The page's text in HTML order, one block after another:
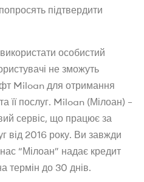
підтвердити
особистий
не зможуть
Miloan для отримання
її послуг. Miloan (Мілоан) –
сервіс, що працює за
від 2016 року. Ви завжди
“Мілоан” надає кредит
термін до 30 днів.